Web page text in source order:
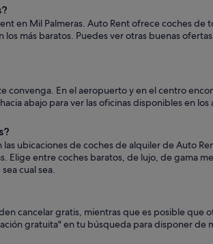
en Mil Palmeras. Auto Rent ofrece coches de
más baratos. Puedes ver otras buenas
convenga. En el aeropuerto y en el centro
abajo para ver las oficinas disponibles en
ubicaciones de coches de alquiler de Auto
Elige entre coches baratos, de lujo, de gama
cual sea.
cancelar gratis, mientras que es posible que
gratuita" en tu búsqueda para disponer de